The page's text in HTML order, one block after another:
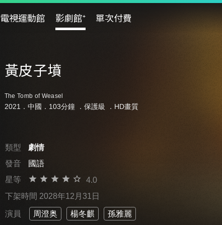
電視運動館 影劇館⁺ 單次付費
黃皮子墳
The Tomb of Weasel
2021．中國．103分鐘 ． 保護級 ．HD畫質
類型
劇情
發音
國語
星等
4.0
下架時間 2028年12月31日
演員 周澄奥 楊冬麒 孫雅麗